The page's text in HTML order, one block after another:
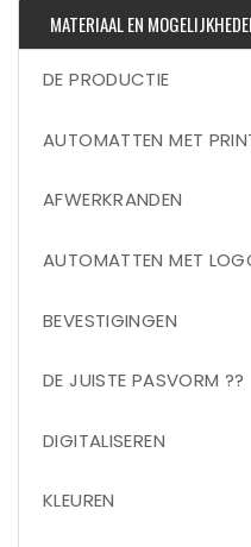
MATERIAAL EN
DE PRODUCTIE
AUTOMATTEN MET
AFWERKRANDEN
AUTOMATTEN MET
BEVESTIGINGEN
DE JUISTE PASVORM ??
DIGITALISEREN
KLEUREN